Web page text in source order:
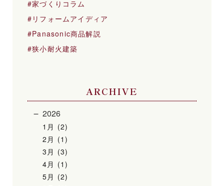
家づくりコラム
リフォームアイディア
Panasonic商品解説
狭小耐火建築
ARCHIVE
2026
1月 (2)
2月 (1)
3月 (3)
4月 (1)
5月 (2)